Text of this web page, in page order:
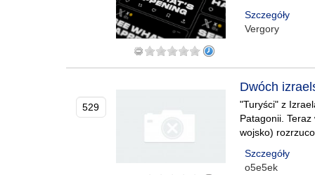
Szczegóły
Vergory
529
Dwóch
"Turyści" z
Patagonii.
wojsko)
Szczegóły
o5e5ek